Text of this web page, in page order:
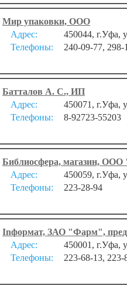
Мир упаковки, ООО
Адрес:
450044, г.Уфа,
Телефоны:
240-09-77, 298-
Батталов А. С., ИП
Адрес:
450071, г.Уфа,
Телефоны:
8-92723-55203
Библиосфера, магазин,
Адрес:
450059, г.Уфа,
Телефоны:
223-28-94
Inформат, ЗАО "Фарм",
Адрес:
450001, г.Уфа,
Телефоны:
223-68-13,